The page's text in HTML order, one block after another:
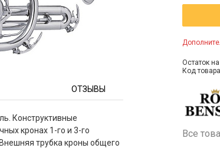
ОТЗЫВЫ
Конструктивные
кронах 1-го и 3-го
трубка кроны общего
Остаток
Код
Все